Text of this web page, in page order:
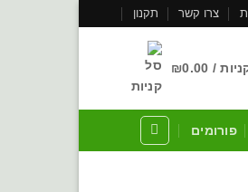
צרו קשר תקנון
/
₪0.00
פורומים